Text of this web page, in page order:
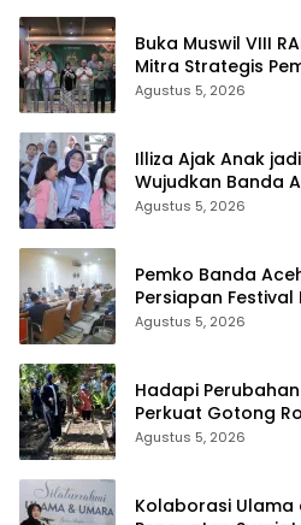
Buka Muswil VIII
Mitra Strategis
Agustus 5, 2026
Illiza Ajak Anak
Wujudkan Banda
Agustus 5, 2026
Pemko Banda
Persiapan
Atjeh
Agustus 5, 2026
Hadapi
Perkuat Gotong
Proklim
Agustus 5, 2026
Kolaborasi Ulama